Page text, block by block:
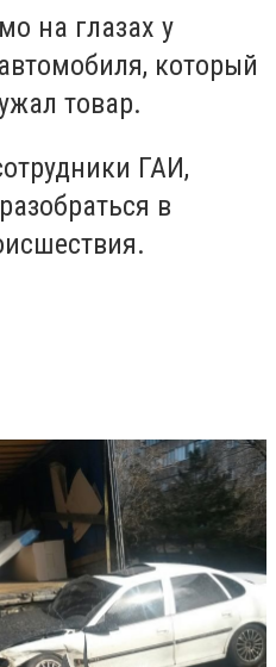
на глазах у
который
товар.
ГАИ,
в